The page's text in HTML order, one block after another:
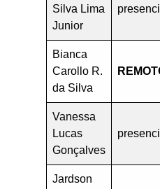
Silva Lima
Junior
Bianca
Carollo R.
da Silva
Vanessa
Lucas
Gonçalves
Jardson